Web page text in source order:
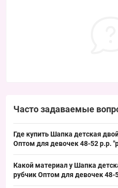
Часто задаваемые
Где купить Шапка детская
Оптом для девочек 48-52 р.р.
девочек 48-52 р.р. "princess
" 9062
Какой материал у Шапка
рубчик Оптом для девочек 48-